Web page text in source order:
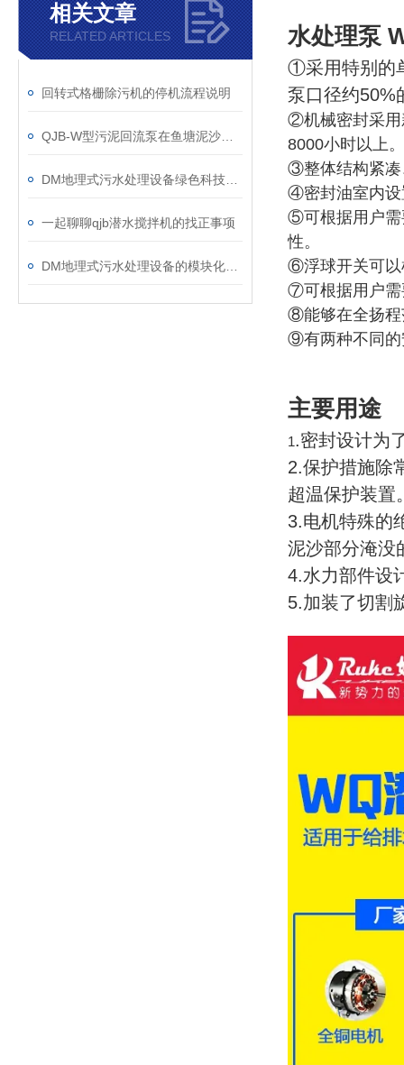
相关文章
RELATED ARTICLES
回转式格栅除污机的停机流程说明
一起聊聊qjb潜水搅拌机的找正事项
水处理泵
①采用特别的
泵口径约50%
②机械密封采用
8000小时以上。
③整体结构紧凑
④密封油室内设
⑤可根据用户需
性。
⑥浮球开关可以
⑦可根据用户需
⑧能够在全扬程
⑨有两种不同的
主要用途
1.密封设计为
2.保护措施除
超温保护装置
3.电机特殊的
泥沙部分淹没
4.水力部件设
5.加装了切割